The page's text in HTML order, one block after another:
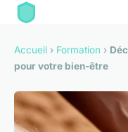
Accueil › Formation ›
pour votre bien-être